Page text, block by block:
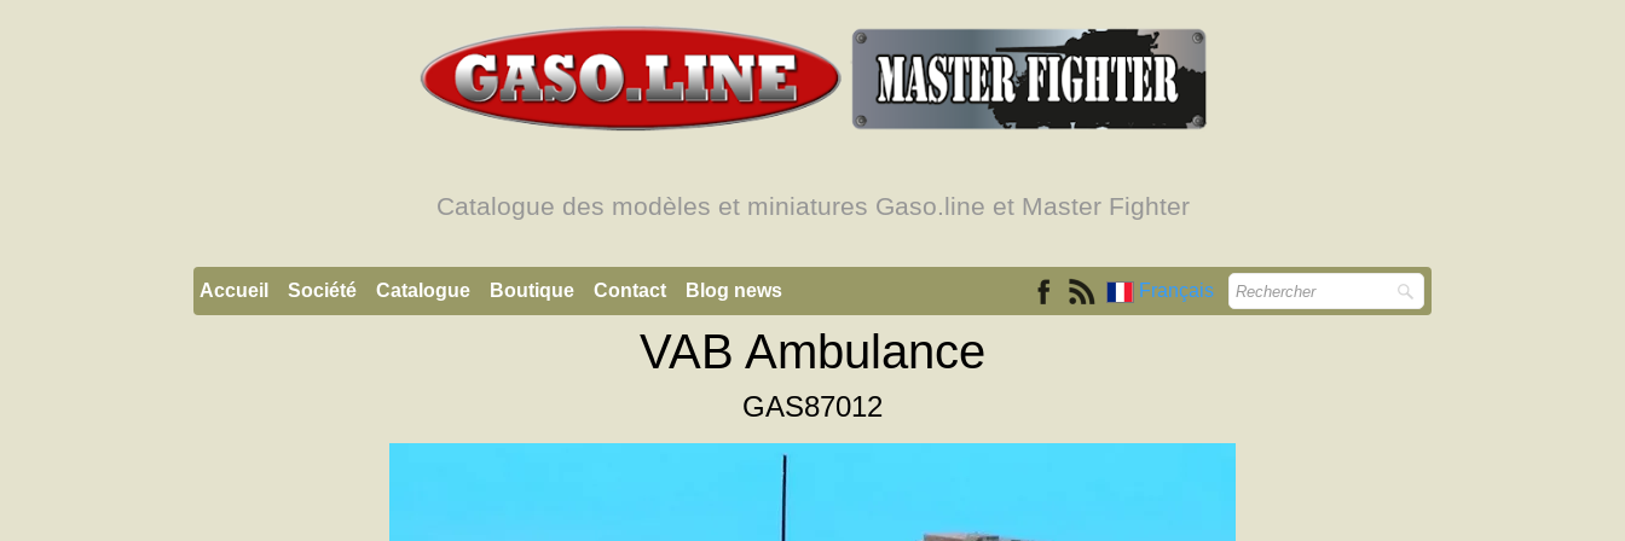
Catalogue des modèles et miniatures Gaso.line et Master Fighter
Français
Accueil Société Catalogue Boutique Contact Blog news
VAB Ambulance
GAS87012